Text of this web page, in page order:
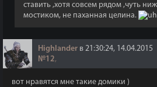
ставить ,хотя совсем рядом ,чуть
мостиком, не паханная целина.
Highlander в 21:30:24, 14.04.2015
№12,
вот нравятся мне такие домики )